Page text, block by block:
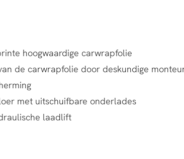
hoogwaardige carwrapfolie
de carwrapfolie door deskundige
met uitschuifbare onderlades
laadlift